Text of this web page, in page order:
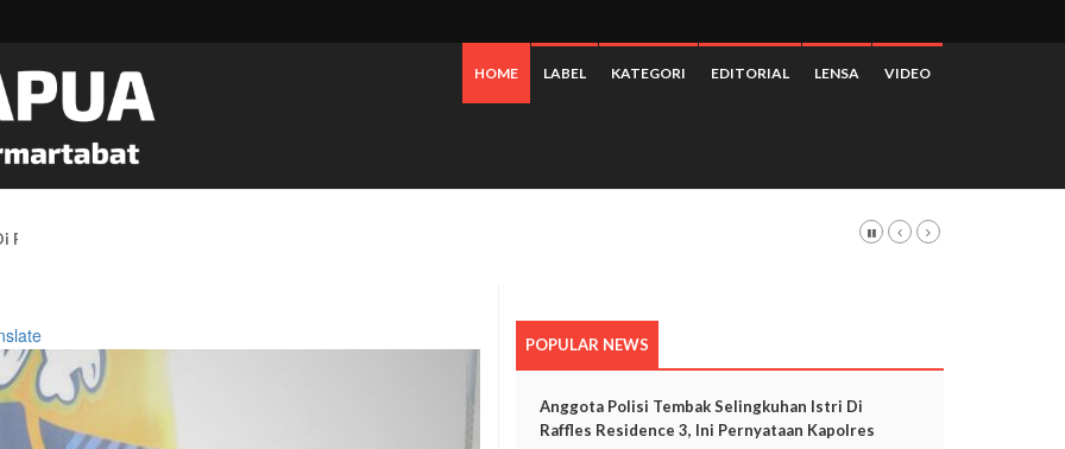
HOME LABEL KATEGORI EDITORIAL LENSA VIDEO
Pesisir Mimika Bukan Semata Akibat Tailing Freeport
POPULAR NEWS
Anggota Polisi Tembak Selingkuhan Istri Di
Raffles Residence 3, Ini Pernyataan Kapolres